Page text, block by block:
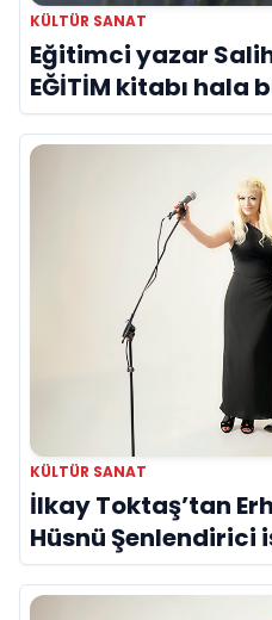
KÜLTÜR SANAT
Eğitimci yazar
EĞİTİM kitabı hala
devam ediyor
KÜLTÜR SANAT
İlkay Toktaş’tan
Hüsnü Şenlendirici
duygusal bir aşk
Gibi”